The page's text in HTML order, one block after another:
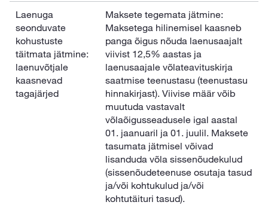
Laenuga
seonduvate
kohustuste
täitmata jätmine:
laenuvõtjale
kaasnevad
tagajärjed
Maksete tegemata jätmine:
Maksetega hilinemisel kaasneb
panga õigus nõuda laenusaajalt
viivist 12,5% aastas ja
laenusaajale võlateavituskirja
saatmise teenustasu (teenustasu
hinnakirjast). Viivise määr võib
muutuda vastavalt
võlaõigusseadusele igal aastal
01. jaanuaril ja 01. juulil. Maksete
tasumata jätmisel võivad
lisanduda võla sissenõudekulud
(sissenõudeteenuse osutaja tasud
ja/või kohtukulud ja/või
kohtutäituri tasud).